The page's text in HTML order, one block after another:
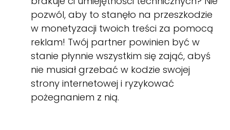
pozwól, aby to stanęło na przeszkodzie
w monetyzacji twoich treści za pomocą
reklam! Twój partner powinien być w
stanie płynnie wszystkim się zająć, abyś
nie musiał grzebać w kodzie swojej
strony internetowej i ryzykować
pożegnaniem z nią.